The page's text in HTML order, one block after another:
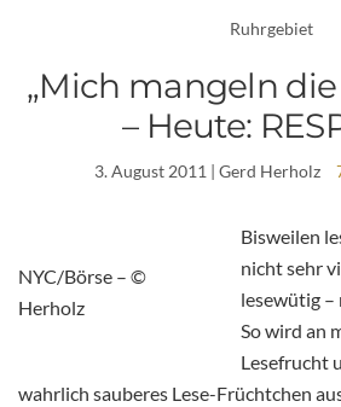
Ruhrgebiet
„Mich mangeln die
– Heute:
3. August 2011 | Gerd Herholz
NYC/Börse – ©
Herholz
Bisweilen
nicht sehr
lesewütig –
So wird an
Lesefrucht
wahrlich sauberes Lese-Früchtchen